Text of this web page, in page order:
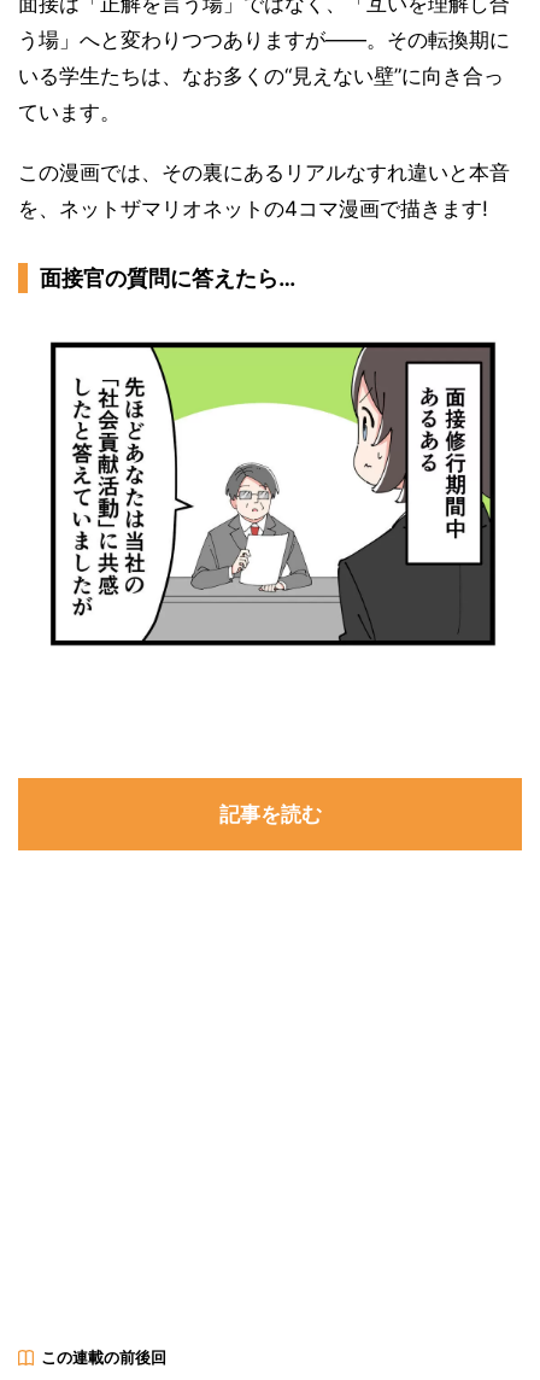
う場」へと変わりつつありますが――。その転換期に
いる学生たちは、なお多くの“見えない壁”に向き合っ
ています。
この漫画では、その裏にあるリアルなすれ違いと本音
を、ネットザマリオネットの4コマ漫画で描きます!
面接官の質問に答えたら…
記事を読む
この連載の前後回